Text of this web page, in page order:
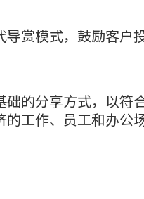
赏模式，鼓励客户
的分享方式，以符
工作、员工和办公